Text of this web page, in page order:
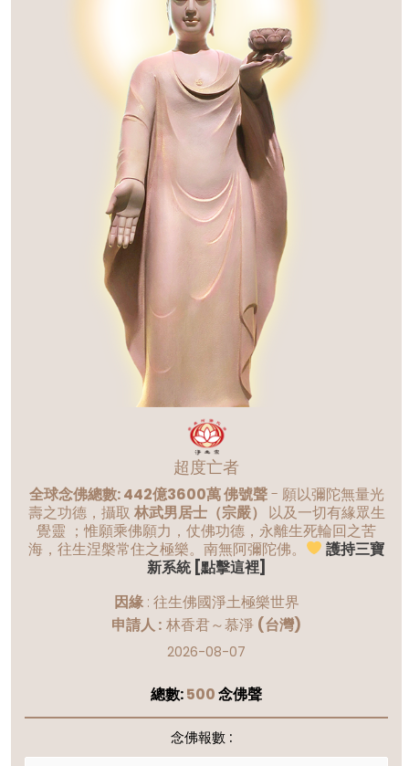
超度亡者
全球念佛總數: 442億3600萬 佛號聲- 願以彌陀無量光
壽之功德，攝取 林武男居士（宗嚴） 以及一切有緣眾生
覺靈 ；惟願乘佛願力，仗佛功德，永離生死輪回之苦
海，往生涅槃常住之極樂。南無阿彌陀佛。
護持三寶
新系統 [點擊這裡]
因緣: 往生佛國淨土極樂世界
申請人 : 林香君～慕淨 (台灣)
2026-08-07
總數:500念佛聲
念佛報數 :